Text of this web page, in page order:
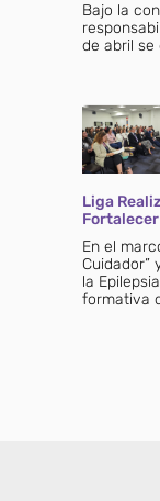
Bajo la
de abril se
Liga
En el
Cuidador”
la
formativa